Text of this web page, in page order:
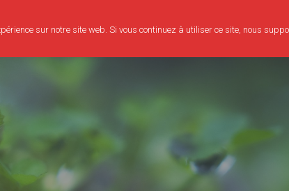
sur notre site web. Si vous continuez à utiliser ce site, nous